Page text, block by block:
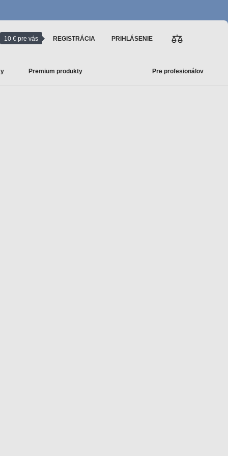
10 € pre vás REGISTRÁCIA PRIHLÁSENIE
Premium produkty Pre profesionálov